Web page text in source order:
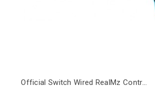
Official Switch Wired RealMz Controller - Tails Seaside Hill